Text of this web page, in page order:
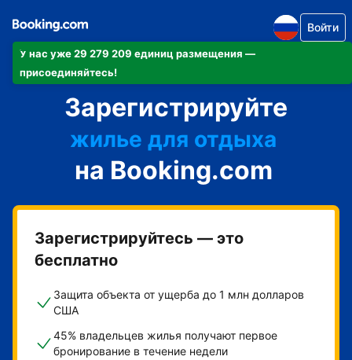
У нас уже 29 279 209 единиц размещения —
присоединяйтесь!
Войти
Зарегистрируйте
апартаменты/квартиру
отель
жилье для отдыха
гостевой дом
мини-отель
на Booking.com
Зарегистрируйтесь — это
бесплатно
Защита объекта от ущерба до 1 млн долларов
США
45% владельцев жилья получают первое
бронирование в течение недели